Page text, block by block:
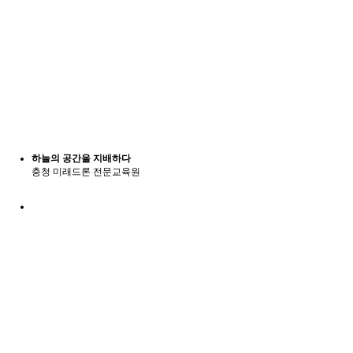
하늘의 공간을 지배하다
충청 미래드론 전문교육원